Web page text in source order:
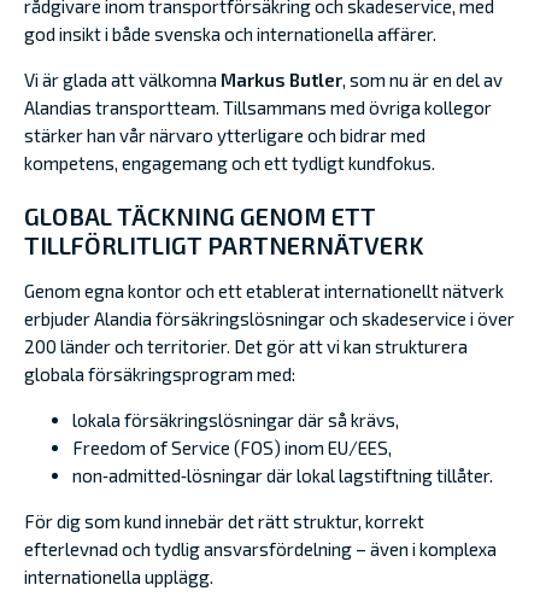
rådgivare inom transportförsäkring och skadeservice, med
god insikt i både svenska och internationella affärer.
Vi är glada att välkomna Markus Butler, som nu är en del av
Alandias transportteam. Tillsammans med övriga kollegor
stärker han vår närvaro ytterligare och bidrar med
kompetens, engagemang och ett tydligt kundfokus.
GLOBAL TÄCKNING GENOM ETT
TILLFÖRLITLIGT PARTNERNÄTVERK
Genom egna kontor och ett etablerat internationellt nätverk
erbjuder Alandia försäkringslösningar och skadeservice i över
200 länder och territorier. Det gör att vi kan strukturera
globala försäkringsprogram med:
lokala försäkringslösningar där så krävs,
Freedom of Service (FOS) inom EU/EES,
non‑admitted‑lösningar där lokal lagstiftning tillåter.
För dig som kund innebär det rätt struktur, korrekt
efterlevnad och tydlig ansvarsfördelning – även i komplexa
internationella upplägg.